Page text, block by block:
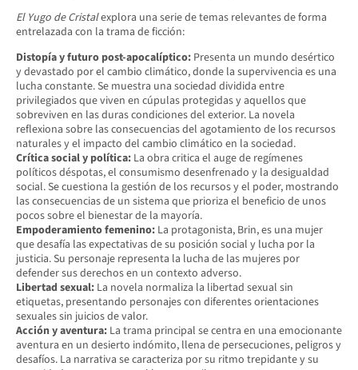
El Yugo de Cristalexplora una serie de temas relevantes de forma
entrelazada con la trama de ficción:
Distopía y futuro post-apocalíptico: Presenta un mundo desértico
y devastado por el cambio climático, donde la supervivencia es una
lucha constante. Se muestra una sociedad dividida entre
privilegiados que viven en cúpulas protegidas y aquellos que
sobreviven en las duras condiciones del exterior. La novela
reflexiona sobre las consecuencias del agotamiento de los recursos
naturales y el impacto del cambio climático en la sociedad.
Crítica social y política: La obra critica el auge de regímenes
políticos déspotas, el consumismo desenfrenado y la desigualdad
social. Se cuestiona la gestión de los recursos y el poder, mostrando
las consecuencias de un sistema que prioriza el beneficio de unos
pocos sobre el bienestar de la mayoría.
Empoderamiento femenino: La protagonista, Brin, es una mujer
que desafía las expectativas de su posición social y lucha por la
justicia. Su personaje representa la lucha de las mujeres por
defender sus derechos en un contexto adverso.
Libertad sexual: La novela normaliza la libertad sexual sin
etiquetas, presentando personajes con diferentes orientaciones
sexuales sin juicios de valor.
Acción y aventura: La trama principal se centra en una emocionante
aventura en un desierto indómito, llena de persecuciones, peligros y
desafíos. La narrativa se caracteriza por su ritmo trepidante y su